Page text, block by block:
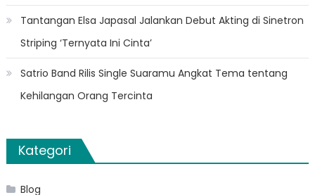
Tantangan Elsa Japasal Jalankan Debut Akting di Sinetron
Striping ‘Ternyata Ini Cinta’
Satrio Band Rilis Single Suaramu Angkat Tema tentang
Kehilangan Orang Tercinta
Kategori
Blog